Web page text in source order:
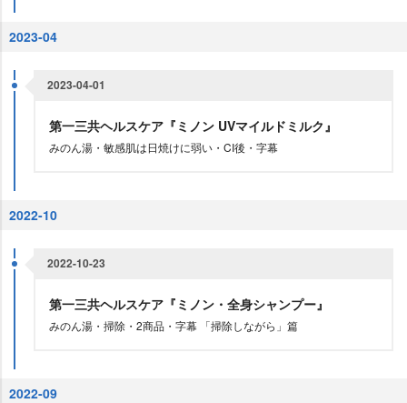
2023-04
2023-04-01
第一三共ヘルスケア『ミノン UVマイルドミルク』
みのん湯・敏感肌は日焼けに弱い・CI後・字幕
2022-10
2022-10-23
第一三共ヘルスケア『ミノン・全身シャンプー』
みのん湯・掃除・2商品・字幕 「掃除しながら」篇
2022-09